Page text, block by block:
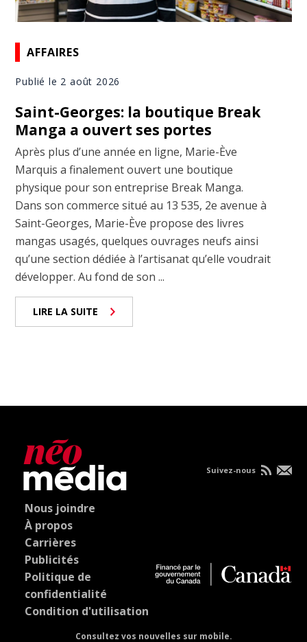
AFFAIRES
Publié le 2 août 2026
Saint-Georges: la boutique Break
Manga a ouvert ses portes
Après plus d’une année en ligne, Marie-Ève
Marquis a finalement ouvert une boutique
physique pour son entreprise Break Manga.
Dans son commerce situé au 13 535, 2e avenue à
Saint-Georges, Marie-Ève propose des livres
mangas usagés, quelques ouvrages neufs ainsi
qu’une section dédiée à l’artisanat qu’elle voudrait
développer. Au fond de son ...
LIRE LA SUITE
Nous joindre
À propos
Carrières
Publicités
Politique de
confidentialité
Condition d'utilisation
Consultez vos nouvelles sur mobile.
Suivez-nous